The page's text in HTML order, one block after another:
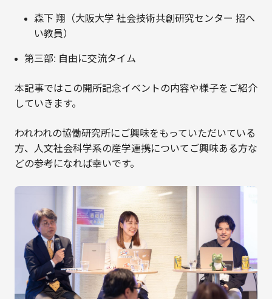
森下 翔（大阪大学 社会技術共創研究センター 招へ
い教員）
第三部: 自由に交流タイム
本記事ではこの開所記念イベントの内容や様子をご紹介
していきます。
われわれの協働研究所にご興味をもっていただいている
方、人文社会科学系の産学連携についてご興味ある方な
どの参考になれば幸いです。